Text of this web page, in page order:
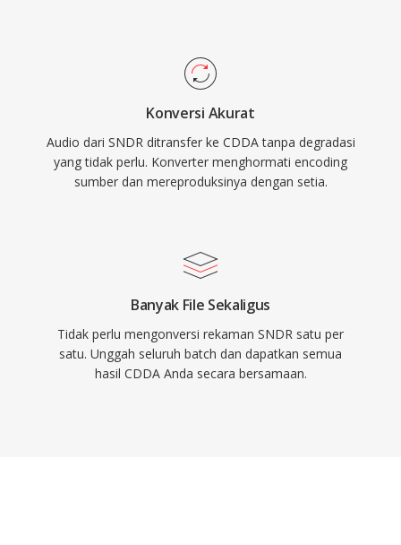
Konversi Akurat
Audio dari SNDR ditransfer ke CDDA tanpa degradasi
yang tidak perlu. Konverter menghormati encoding
sumber dan mereproduksinya dengan setia.
Banyak File Sekaligus
Tidak perlu mengonversi rekaman SNDR satu per
satu. Unggah seluruh batch dan dapatkan semua
hasil CDDA Anda secara bersamaan.